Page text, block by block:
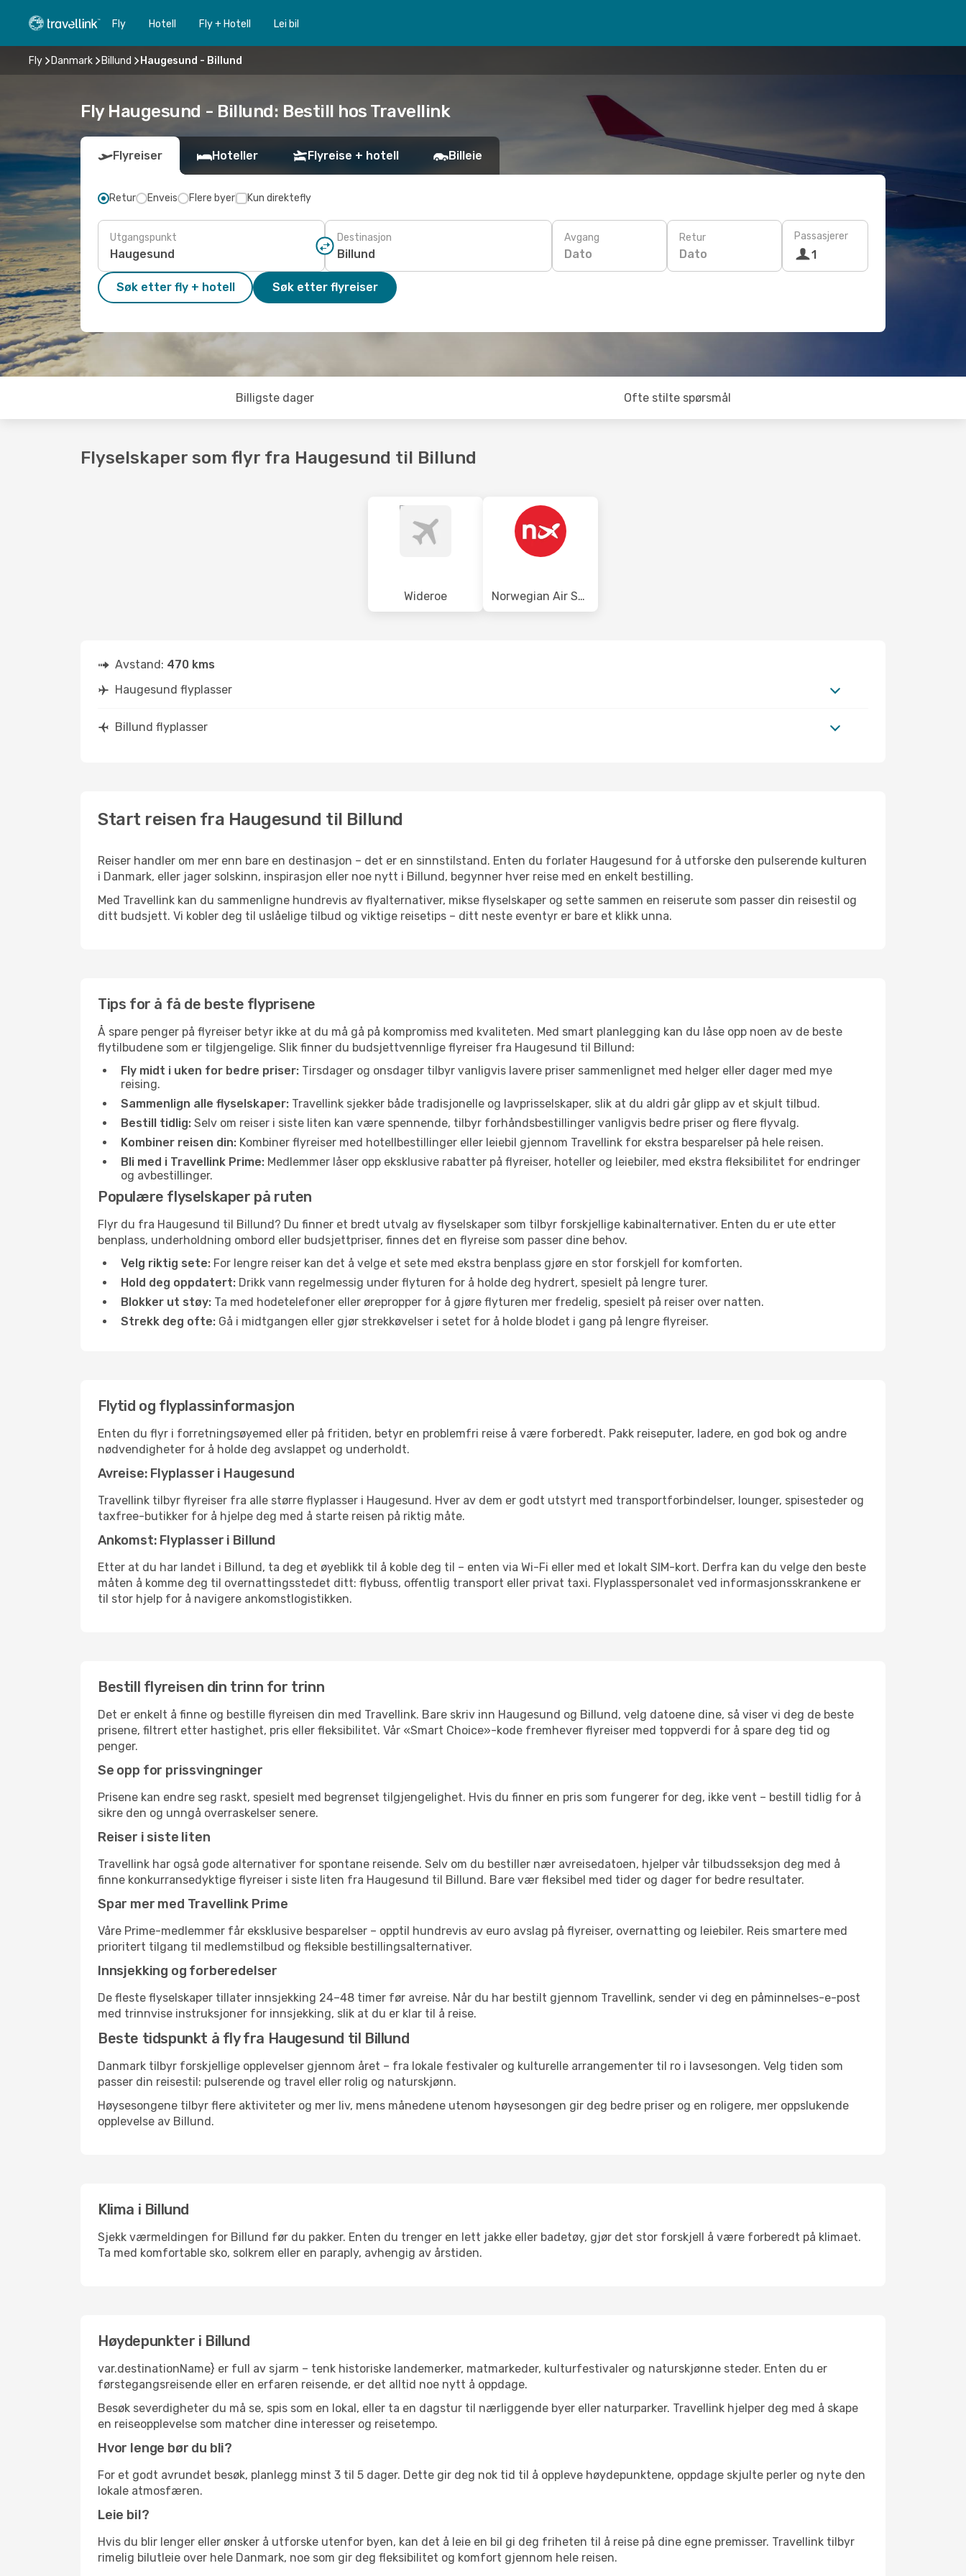
Fly Hotell Fly + Hotell Lei bil
Fly Danmark Billund Haugesund - Billund
Fly Haugesund - Billund: Bestill hos Travellink
Flyreiser Hoteller Flyreise + hotell Billeie
Retur Enveis Flere byer Kun direktefly
Utgangspunkt Destinasjon Avgang
Dato
Retur
Dato
Passasjerer
1
Søk etter fly + hotell Søk etter flyreiser
Billigste dager Ofte stilte spørsmål
Flyselskaper som flyr fra Haugesund til Billund
Wideroe Norwegian Air Shuttle
Avstand: 470 kms
Haugesund flyplasser
Billund flyplasser
Start reisen fra Haugesund til Billund
Reiser handler om mer enn bare en destinasjon – det er en sinnstilstand. Enten du forlater Haugesund for å utforske den pulserende kulturen
i Danmark, eller jager solskinn, inspirasjon eller noe nytt i Billund, begynner hver reise med en enkelt bestilling.
Med Travellink kan du sammenligne hundrevis av flyalternativer, mikse flyselskaper og sette sammen en reiserute som passer din reisestil og
ditt budsjett. Vi kobler deg til uslåelige tilbud og viktige reisetips – ditt neste eventyr er bare et klikk unna.
Tips for å få de beste flyprisene
Å spare penger på flyreiser betyr ikke at du må gå på kompromiss med kvaliteten. Med smart planlegging kan du låse opp noen av de beste
flytilbudene som er tilgjengelige. Slik finner du budsjettvennlige flyreiser fra Haugesund til Billund:
Fly midt i uken for bedre priser: Tirsdager og onsdager tilbyr vanligvis lavere priser sammenlignet med helger eller dager med mye
reising.
Sammenlign alle flyselskaper: Travellink sjekker både tradisjonelle og lavprisselskaper, slik at du aldri går glipp av et skjult tilbud.
Bestill tidlig: Selv om reiser i siste liten kan være spennende, tilbyr forhåndsbestillinger vanligvis bedre priser og flere flyvalg.
Kombiner reisen din: Kombiner flyreiser med hotellbestillinger eller leiebil gjennom Travellink for ekstra besparelser på hele reisen.
Bli med i Travellink Prime: Medlemmer låser opp eksklusive rabatter på flyreiser, hoteller og leiebiler, med ekstra fleksibilitet for endringer
og avbestillinger.
Populære flyselskaper på ruten
Flyr du fra Haugesund til Billund? Du finner et bredt utvalg av flyselskaper som tilbyr forskjellige kabinalternativer. Enten du er ute etter
benplass, underholdning ombord eller budsjettpriser, finnes det en flyreise som passer dine behov.
Velg riktig sete: For lengre reiser kan det å velge et sete med ekstra benplass gjøre en stor forskjell for komforten.
Hold deg oppdatert: Drikk vann regelmessig under flyturen for å holde deg hydrert, spesielt på lengre turer.
Blokker ut støy: Ta med hodetelefoner eller ørepropper for å gjøre flyturen mer fredelig, spesielt på reiser over natten.
Strekk deg ofte: Gå i midtgangen eller gjør strekkøvelser i setet for å holde blodet i gang på lengre flyreiser.
Flytid og flyplassinformasjon
Enten du flyr i forretningsøyemed eller på fritiden, betyr en problemfri reise å være forberedt. Pakk reiseputer, ladere, en god bok og andre
nødvendigheter for å holde deg avslappet og underholdt.
Avreise: Flyplasser i Haugesund
Travellink tilbyr flyreiser fra alle større flyplasser i Haugesund. Hver av dem er godt utstyrt med transportforbindelser, lounger, spisesteder og
taxfree-butikker for å hjelpe deg med å starte reisen på riktig måte.
Ankomst: Flyplasser i Billund
Etter at du har landet i Billund, ta deg et øyeblikk til å koble deg til – enten via Wi-Fi eller med et lokalt SIM-kort. Derfra kan du velge den beste
måten å komme deg til overnattingsstedet ditt: flybuss, offentlig transport eller privat taxi. Flyplasspersonalet ved informasjonsskrankene er
til stor hjelp for å navigere ankomstlogistikken.
Bestill flyreisen din trinn for trinn
Det er enkelt å finne og bestille flyreisen din med Travellink. Bare skriv inn Haugesund og Billund, velg datoene dine, så viser vi deg de beste
prisene, filtrert etter hastighet, pris eller fleksibilitet. Vår «Smart Choice»-kode fremhever flyreiser med toppverdi for å spare deg tid og
penger.
Se opp for prissvingninger
Prisene kan endre seg raskt, spesielt med begrenset tilgjengelighet. Hvis du finner en pris som fungerer for deg, ikke vent – bestill tidlig for å
sikre den og unngå overraskelser senere.
Reiser i siste liten
Travellink har også gode alternativer for spontane reisende. Selv om du bestiller nær avreisedatoen, hjelper vår tilbudsseksjon deg med å
finne konkurransedyktige flyreiser i siste liten fra Haugesund til Billund. Bare vær fleksibel med tider og dager for bedre resultater.
Spar mer med Travellink Prime
Våre Prime-medlemmer får eksklusive besparelser – opptil hundrevis av euro avslag på flyreiser, overnatting og leiebiler. Reis smartere med
prioritert tilgang til medlemstilbud og fleksible bestillingsalternativer.
Innsjekking og forberedelser
De fleste flyselskaper tillater innsjekking 24–48 timer før avreise. Når du har bestilt gjennom Travellink, sender vi deg en påminnelses-e-post
med trinnvise instruksjoner for innsjekking, slik at du er klar til å reise.
Beste tidspunkt å fly fra Haugesund til Billund
Danmark tilbyr forskjellige opplevelser gjennom året – fra lokale festivaler og kulturelle arrangementer til ro i lavsesongen. Velg tiden som
passer din reisestil: pulserende og travel eller rolig og naturskjønn.
Høysesongene tilbyr flere aktiviteter og mer liv, mens månedene utenom høysesongen gir deg bedre priser og en roligere, mer oppslukende
opplevelse av Billund.
Klima i Billund
Sjekk værmeldingen for Billund før du pakker. Enten du trenger en lett jakke eller badetøy, gjør det stor forskjell å være forberedt på klimaet.
Ta med komfortable sko, solkrem eller en paraply, avhengig av årstiden.
Høydepunkter i Billund
var.destinationName} er full av sjarm – tenk historiske landemerker, matmarkeder, kulturfestivaler og naturskjønne steder. Enten du er
førstegangsreisende eller en erfaren reisende, er det alltid noe nytt å oppdage.
Besøk severdigheter du må se, spis som en lokal, eller ta en dagstur til nærliggende byer eller naturparker. Travellink hjelper deg med å skape
en reiseopplevelse som matcher dine interesser og reisetempo.
Hvor lenge bør du bli?
For et godt avrundet besøk, planlegg minst 3 til 5 dager. Dette gir deg nok tid til å oppleve høydepunktene, oppdage skjulte perler og nyte den
lokale atmosfæren.
Leie bil?
Hvis du blir lenger eller ønsker å utforske utenfor byen, kan det å leie en bil gi deg friheten til å reise på dine egne premisser. Travellink tilbyr
rimelig bilutleie over hele Danmark, noe som gir deg fleksibilitet og komfort gjennom hele reisen.